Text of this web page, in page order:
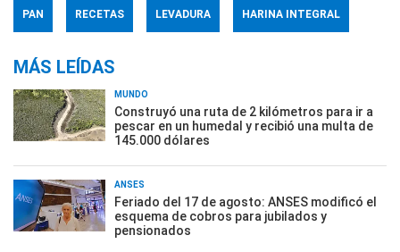
PAN RECETAS LEVADURA HARINA INTEGRAL
MÁS LEÍDAS
MUNDO
Construyó una ruta de 2 kilómetros para ir a
pescar en un humedal y recibió una multa de
145.000 dólares
ANSES
Feriado del 17 de agosto: ANSES modificó el
esquema de cobros para jubilados y
pensionados